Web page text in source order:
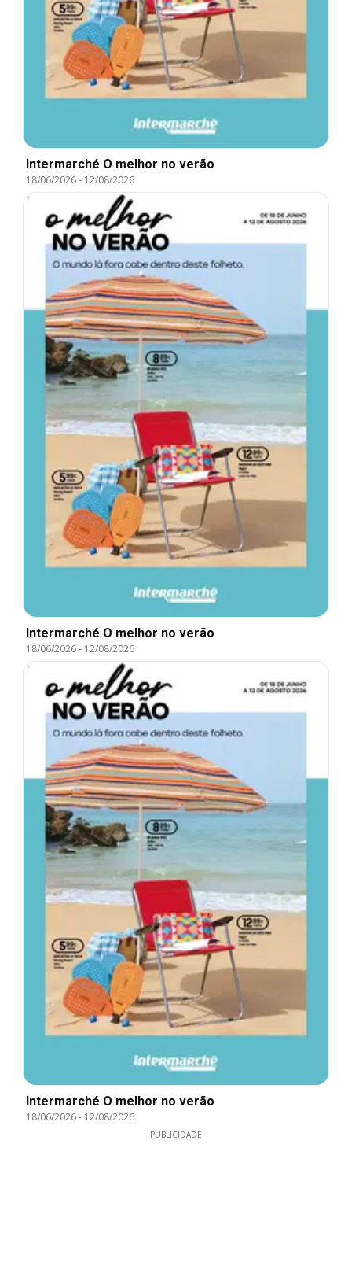
Intermarché O melhor no verão
18/06/2026- 12/08/2026
Intermarché O melhor no verão
18/06/2026- 12/08/2026
Intermarché O melhor no verão
18/06/2026- 12/08/2026
PUBLICIDADE